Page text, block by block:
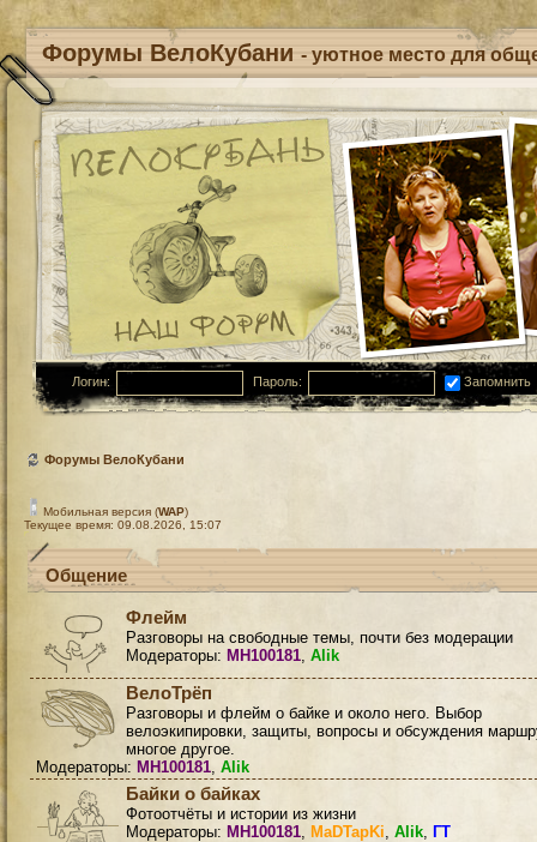
Форумы ВелоКубани - уютное место для
Логин: Пароль: Запомнить
Форумы ВелоКубани
Мобильная версия (WAP)
Текущее время: 09.08.2026, 15:07
Общение
Флейм
Разговоры на свободные темы, почти без модерации
Модераторы: MH100181, Alik
ВелоТрёп
Разговоры и флейм о байке и около него. Выбор
велоэкипировки, защиты, вопросы и обсуждения
многое другое.
Модераторы: MH100181, Alik
Байки о байках
Фотоотчёты и истории из жизни
Модераторы: MH100181, MaDTapKi, Alik, ГТ